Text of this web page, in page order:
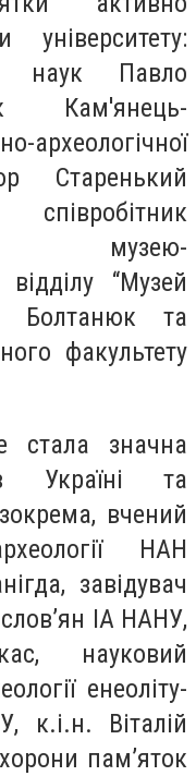
університету:
наук Павло
Кам'янець-
археологічної
Старенький
музею-
“Музей
Болтанюк та
факультету
стала значна
Україні та
вчений
НАН
завідувач
слов’ян ІА НАНУ,
науковий
енеоліту-
к.і.н. Віталій
пам’яток